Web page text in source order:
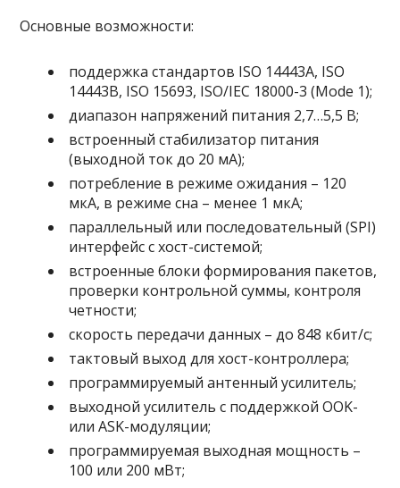
Основные возможности:
поддержка стандартов ISO 14443A, ISO
14443B, ISO 15693, ISO/IEC 18000-3 (Mode 1);
диапазон напряжений питания 2,7…5,5 В;
встроенный стабилизатор питания
(выходной ток до 20 мА);
потребление в режиме ожидания – 120
мкА, в режиме сна – менее 1 мкА;
параллельный или последовательный (SPI)
интерфейс с хост-системой;
встроенные блоки формирования пакетов,
проверки контрольной суммы, контроля
четности;
скорость передачи данных – до 848 кбит/с;
тактовый выход для хост-контроллера;
программируемый антенный усилитель;
выходной усилитель с поддержкой OOK-
или ASK-модуляции;
программируемая выходная мощность –
100 или 200 мВт;